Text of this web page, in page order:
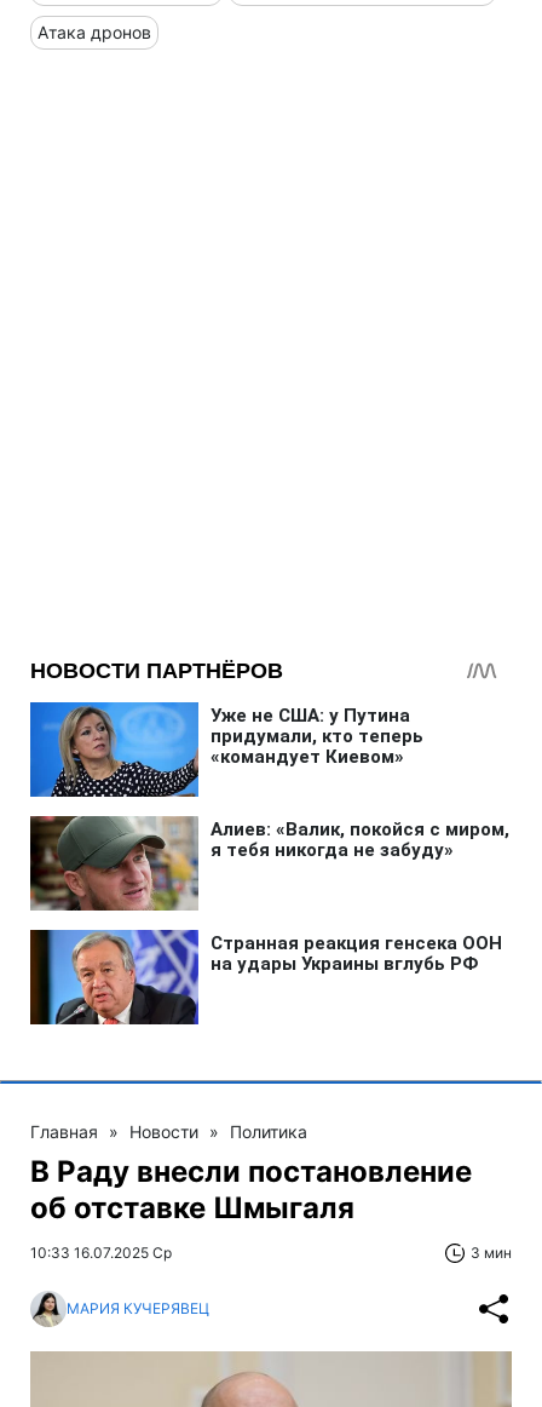
Атака дронов
Главная » Новости » Политика
В Раду внесли постановление
об отставке Шмыгаля
10:33 16.07.2025 Ср 3 мин
МАРИЯ КУЧЕРЯВЕЦ